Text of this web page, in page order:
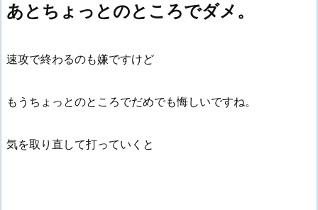
あとちょっとのところでダメ。
速攻で終わるのも嫌ですけど
もうちょっとのところでだめでも悔しいですね。
気を取り直して打っていくと